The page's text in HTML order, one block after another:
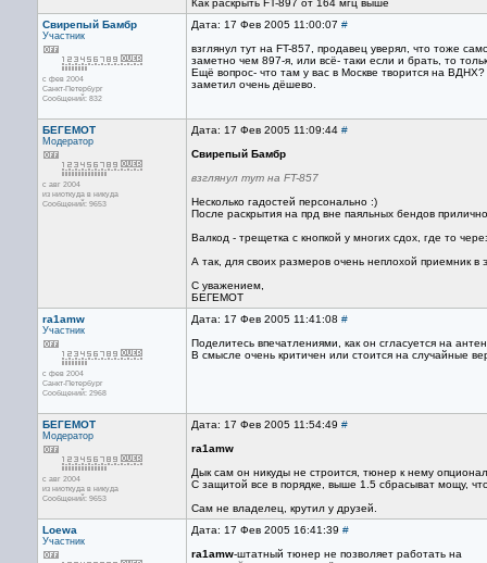
Как раскрыть FT-897 от 164 мгц выше
Свирепый Бамбр
Участник
с фев 2004
Санкт-Петербург
Сообщений: 832
Дата: 17 Фев 2005 11:00:07 #
взглянул тут на FT-857, продавец уверял, что тоже
заметно чем 897-я, или всё- таки если и брать, то
Ещё вопрос- что там у вас в Москве творится на
заметил очень дёшево.
БЕГЕМОТ
Модератор
с авг 2004
из ниоткуда в никуда
Сообщений: 9653
Дата: 17 Фев 2005 11:09:44 #
Свирепый Бамбр
взглянул тут на FT-857
Несколько гадостей персонально :)
После раскрытия на прд вне паяльных бендов
Валкод - трещетка с кнопкой у многих сдох, где то
А так, для своих размеров очень неплохой приемник в
С уважением,
БЕГЕМОТ
ra1amw
Участник
с фев 2004
Санкт-Петербург
Сообщений: 2968
Дата: 17 Фев 2005 11:41:08 #
Поделитесь впечатлениями, как он сгласуется на
В смысле очень критичен или стоится на случайные
БЕГЕМОТ
Модератор
с авг 2004
из ниоткуда в никуда
Сообщений: 9653
Дата: 17 Фев 2005 11:54:49 #
ra1amw
Дык сам он никуды не строится, тюнер к нему
С защитой все в порядке, выше 1.5 сбрасыват мощу,
Сам не владелец, крутил у друзей.
Loewa
Участник
Дата: 17 Фев 2005 16:41:39 #
ra1amw-штатный тюнер не позволяет работать на